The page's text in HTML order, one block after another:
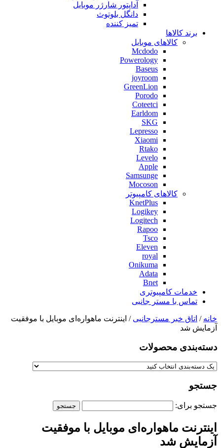
آداپتور شارژر موبایل
دانگل بلوتوث
تمیز کننده
برند کالاها
کالاهای موبایل
Mcdodo
Powerology
Baseus
joyroom
GreenLion
Porodo
Coteetci
Earldom
SKG
Lepresso
Xiaomi
Rtako
Levelo
Apple
Samsunge
Mocoson
کالاهای کامپیوتر
KnetPlus
Logikey
Logitech
Rapoo
Tsco
Eleven
royal
Onikuma
Adata
Bnet
خدمات کامپیوتری
تماس با مستر جانبی
خانه / اتاق خبر مسترجانبی / اینترنت ماهواره‌ای موبایل با موفقیت
آزمایش شد
دسته‌بندی‌ محصولات
جستجو
جستجو برای:
اینترنت ماهواره‌ای موبایل با موفقیت
آزمایش شد